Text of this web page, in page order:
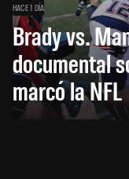
HACE 1 DÍA
Brady vs.
documental
marcó la NFL